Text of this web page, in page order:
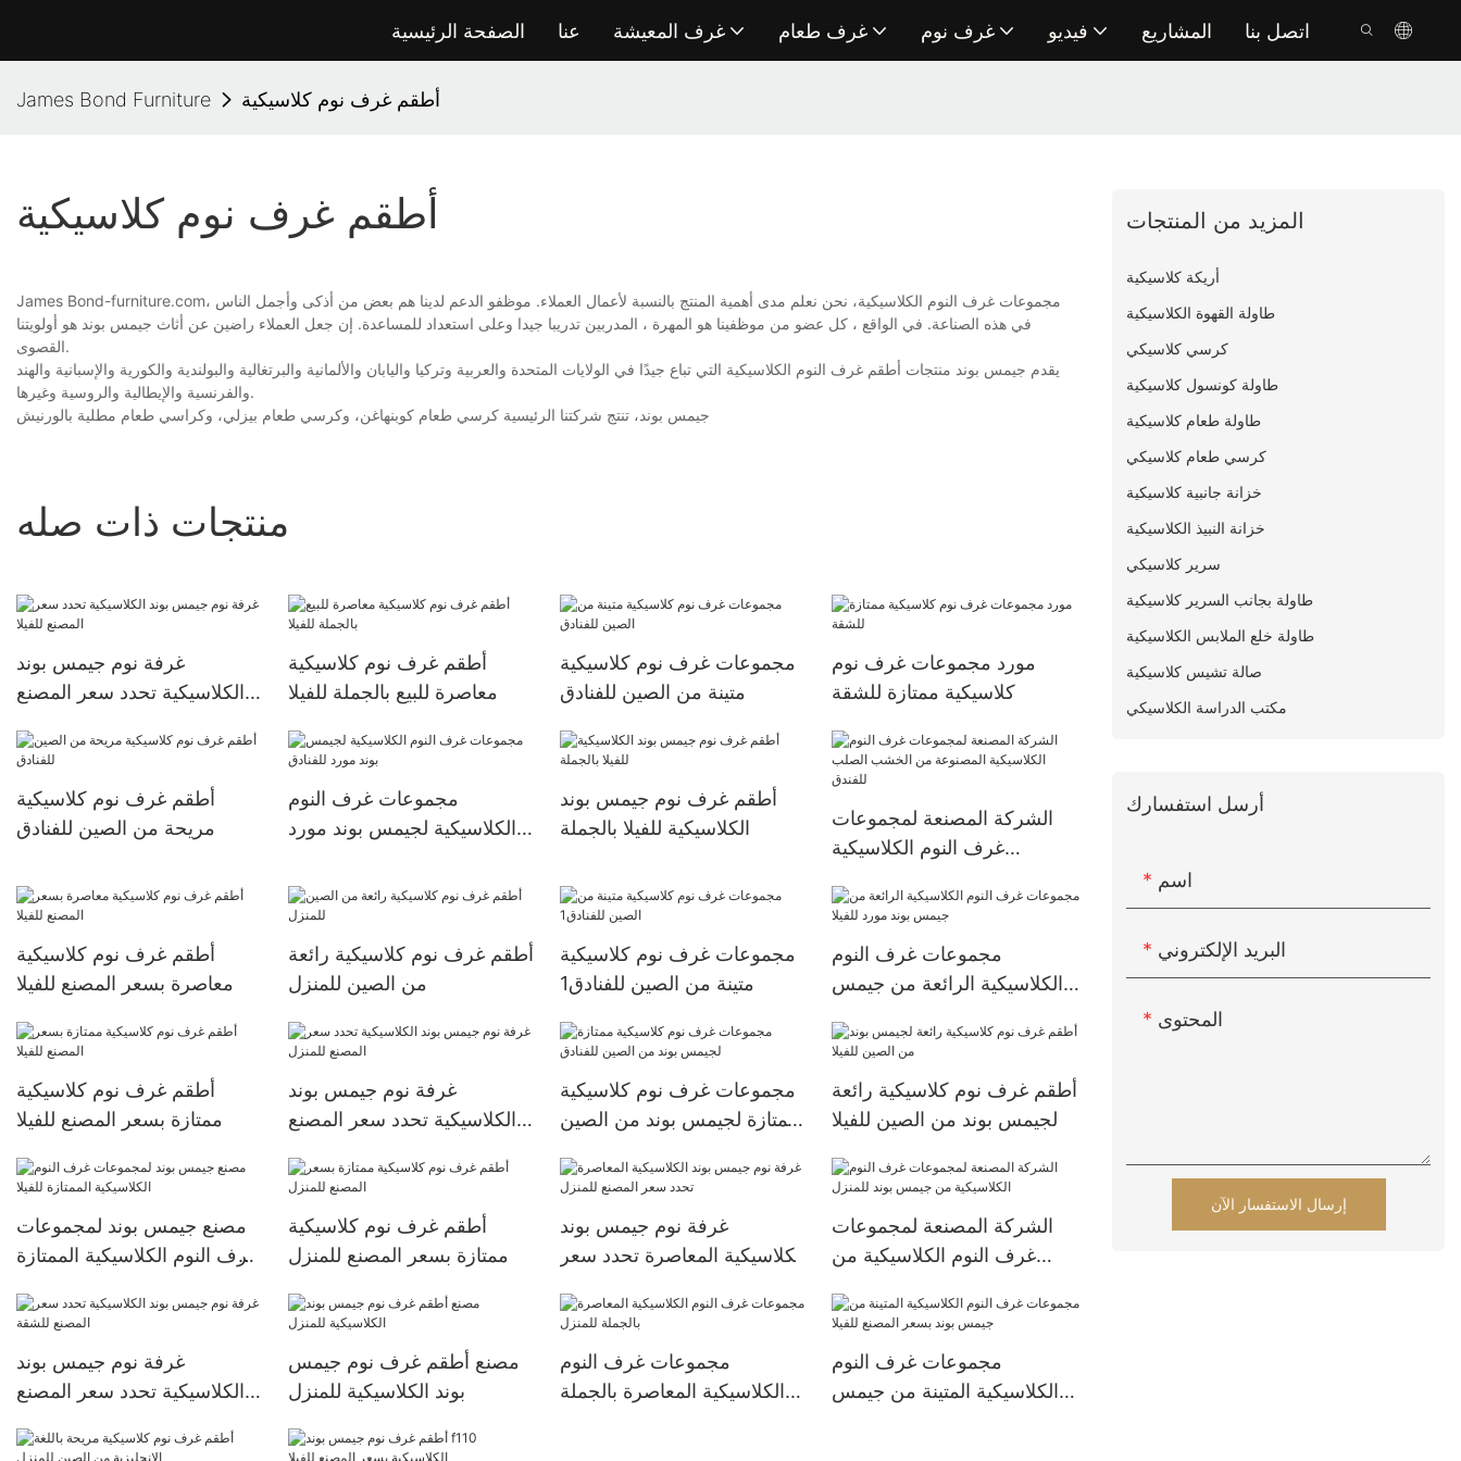
الصفحة الرئيسية عنا غرف المعيشة غرف طعام غرف نوم فيديو المشاريع اتصل بنا
James Bond Furniture أطقم غرف نوم كلاسيكية
أطقم غرف نوم كلاسيكية
James Bond-furniture.com، مجموعات غرف النوم الكلاسيكية، نحن نعلم مدى أهمية المنتج بالنسبة لأعمال العملاء. موظفو الدعم لدينا هم بعض من أذكى وأجمل الناس
في هذه الصناعة. في الواقع ، كل عضو من موظفينا هو المهرة ، المدربين تدريبا جيدا وعلى استعداد للمساعدة. إن جعل العملاء راضين عن أثاث جيمس بوند هو أولويتنا
القصوى.
يقدم جيمس بوند منتجات أطقم غرف النوم الكلاسيكية التي تباع جيدًا في الولايات المتحدة والعربية وتركيا واليابان والألمانية والبرتغالية والبولندية والكورية والإسبانية والهند
والفرنسية والإيطالية والروسية وغيرها.
جيمس بوند، تنتج شركتنا الرئيسية كرسي طعام كوبنهاغن، وكرسي طعام بيزلي، وكراسي طعام مطلية بالورنيش
منتجات ذات صله
غرفة نوم جيمس بوند
الكلاسيكية تحدد سعر المصنع
أطقم غرف نوم كلاسيكية
معاصرة للبيع بالجملة للفيلا
مجموعات غرف نوم كلاسيكية
متينة من الصين للفنادق
مورد مجموعات غرف نوم
كلاسيكية ممتازة للشقة
أطقم غرف نوم كلاسيكية
مريحة من الصين للفنادق
مجموعات غرف النوم
الكلاسيكية لجيمس بوند مورد
أطقم غرف نوم جيمس بوند
الكلاسيكية للفيلا بالجملة
الشركة المصنعة لمجموعات
غرف النوم الكلاسيكية
للفندق
أطقم غرف نوم كلاسيكية
معاصرة بسعر المصنع للفيلا
أطقم غرف نوم كلاسيكية رائعة
من الصين للمنزل
مجموعات غرف نوم كلاسيكية
متينة من الصين للفنادق1
مجموعات غرف النوم
الكلاسيكية الرائعة من جيمس
أطقم غرف نوم كلاسيكية
ممتازة بسعر المصنع للفيلا
غرفة نوم جيمس بوند
الكلاسيكية تحدد سعر المصنع
مجموعات غرف نوم كلاسيكية
ممتازة لجيمس بوند من الصين
أطقم غرف نوم كلاسيكية رائعة
لجيمس بوند من الصين للفيلا
مصنع جيمس بوند لمجموعات
غرف النوم الكلاسيكية الممتازة
أطقم غرف نوم كلاسيكية
ممتازة بسعر المصنع للمنزل
غرفة نوم جيمس بوند
الكلاسيكية المعاصرة تحدد سعر
الشركة المصنعة لمجموعات
غرف النوم الكلاسيكية من
غرفة نوم جيمس بوند
الكلاسيكية تحدد سعر المصنع
مصنع أطقم غرف نوم جيمس
بوند الكلاسيكية للمنزل
مجموعات غرف النوم
الكلاسيكية المعاصرة بالجملة
مجموعات غرف النوم
الكلاسيكية المتينة من جيمس
المزيد من المنتجات
أريكة كلاسيكية
طاولة القهوة الكلاسيكية
كرسي كلاسيكي
طاولة كونسول كلاسيكية
طاولة طعام كلاسيكية
كرسي طعام كلاسيكي
خزانة جانبية كلاسيكية
خزانة النبيذ الكلاسيكية
سرير كلاسيكي
طاولة بجانب السرير كلاسيكية
طاولة خلع الملابس الكلاسيكية
صالة تشيس كلاسيكية
مكتب الدراسة الكلاسيكي
أرسل استفسارك
اسم
البريد الإلكتروني
المحتوى
إرسال الاستفسار الآن